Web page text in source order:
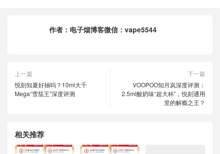
作者： 电子烟博客微信：vape5544
上一篇
悦刻知夏好抽吗？10ml大千
Mega“雪茄王”深度评测
下一篇
VOOPOO知月岚深度评测：
2.5ml酸奶味“超大杯”，悦刻通用
里的解瘾之王？
相关推荐